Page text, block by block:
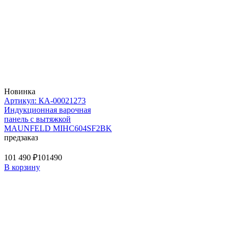
Новинка
Артикул: КА-00021273
Индукционная варочная
панель с вытяжкой
MAUNFELD MIHC604SF2BK
предзаказ
101 490 ₽101490
В корзину